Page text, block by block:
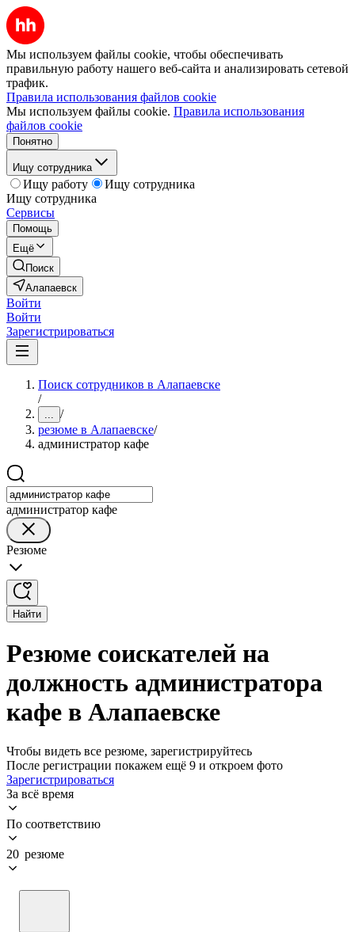
Мы используем файлы cookie, чтобы обеспечивать
правильную работу нашего веб-сайта и анализировать сетевой
трафик.
Правила использования файлов cookie
Мы используем файлы cookie. Правила использования
файлов cookie
Понятно
Ищу сотрудника
Ищу работу
Ищу сотрудника
Ищу сотрудника
Сервисы
Помощь
Ещё
Поиск
Алапаевск
Войти
Войти
Зарегистрироваться
Поиск сотрудников в Алапаевске
/
... /
резюме в Алапаевске/
администратор кафе
администратор кафе
Резюме
Найти
Резюме соискателей на
должность администратора
кафе в Алапаевске
Чтобы видеть все резюме, зарегистрируйтесь
После регистрации покажем ещё 9 и откроем фото
Зарегистрироваться
За всё время
По соответствию
20 резюме